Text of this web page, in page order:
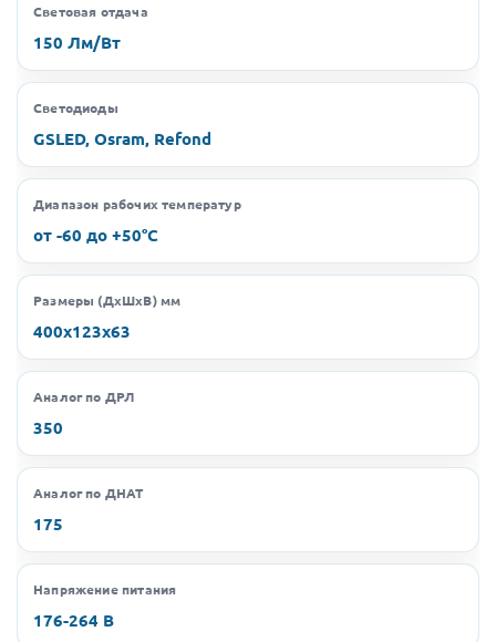
Световая отдача
150 Лм/Вт
Светодиоды
GSLED, Osram, Refond
Диапазон рабочих температур
от -60 до +50°C
Размеры (ДхШхВ) мм
400х123х63
Аналог по ДРЛ
350
Аналог по ДНАТ
175
Напряжение питания
176-264 В